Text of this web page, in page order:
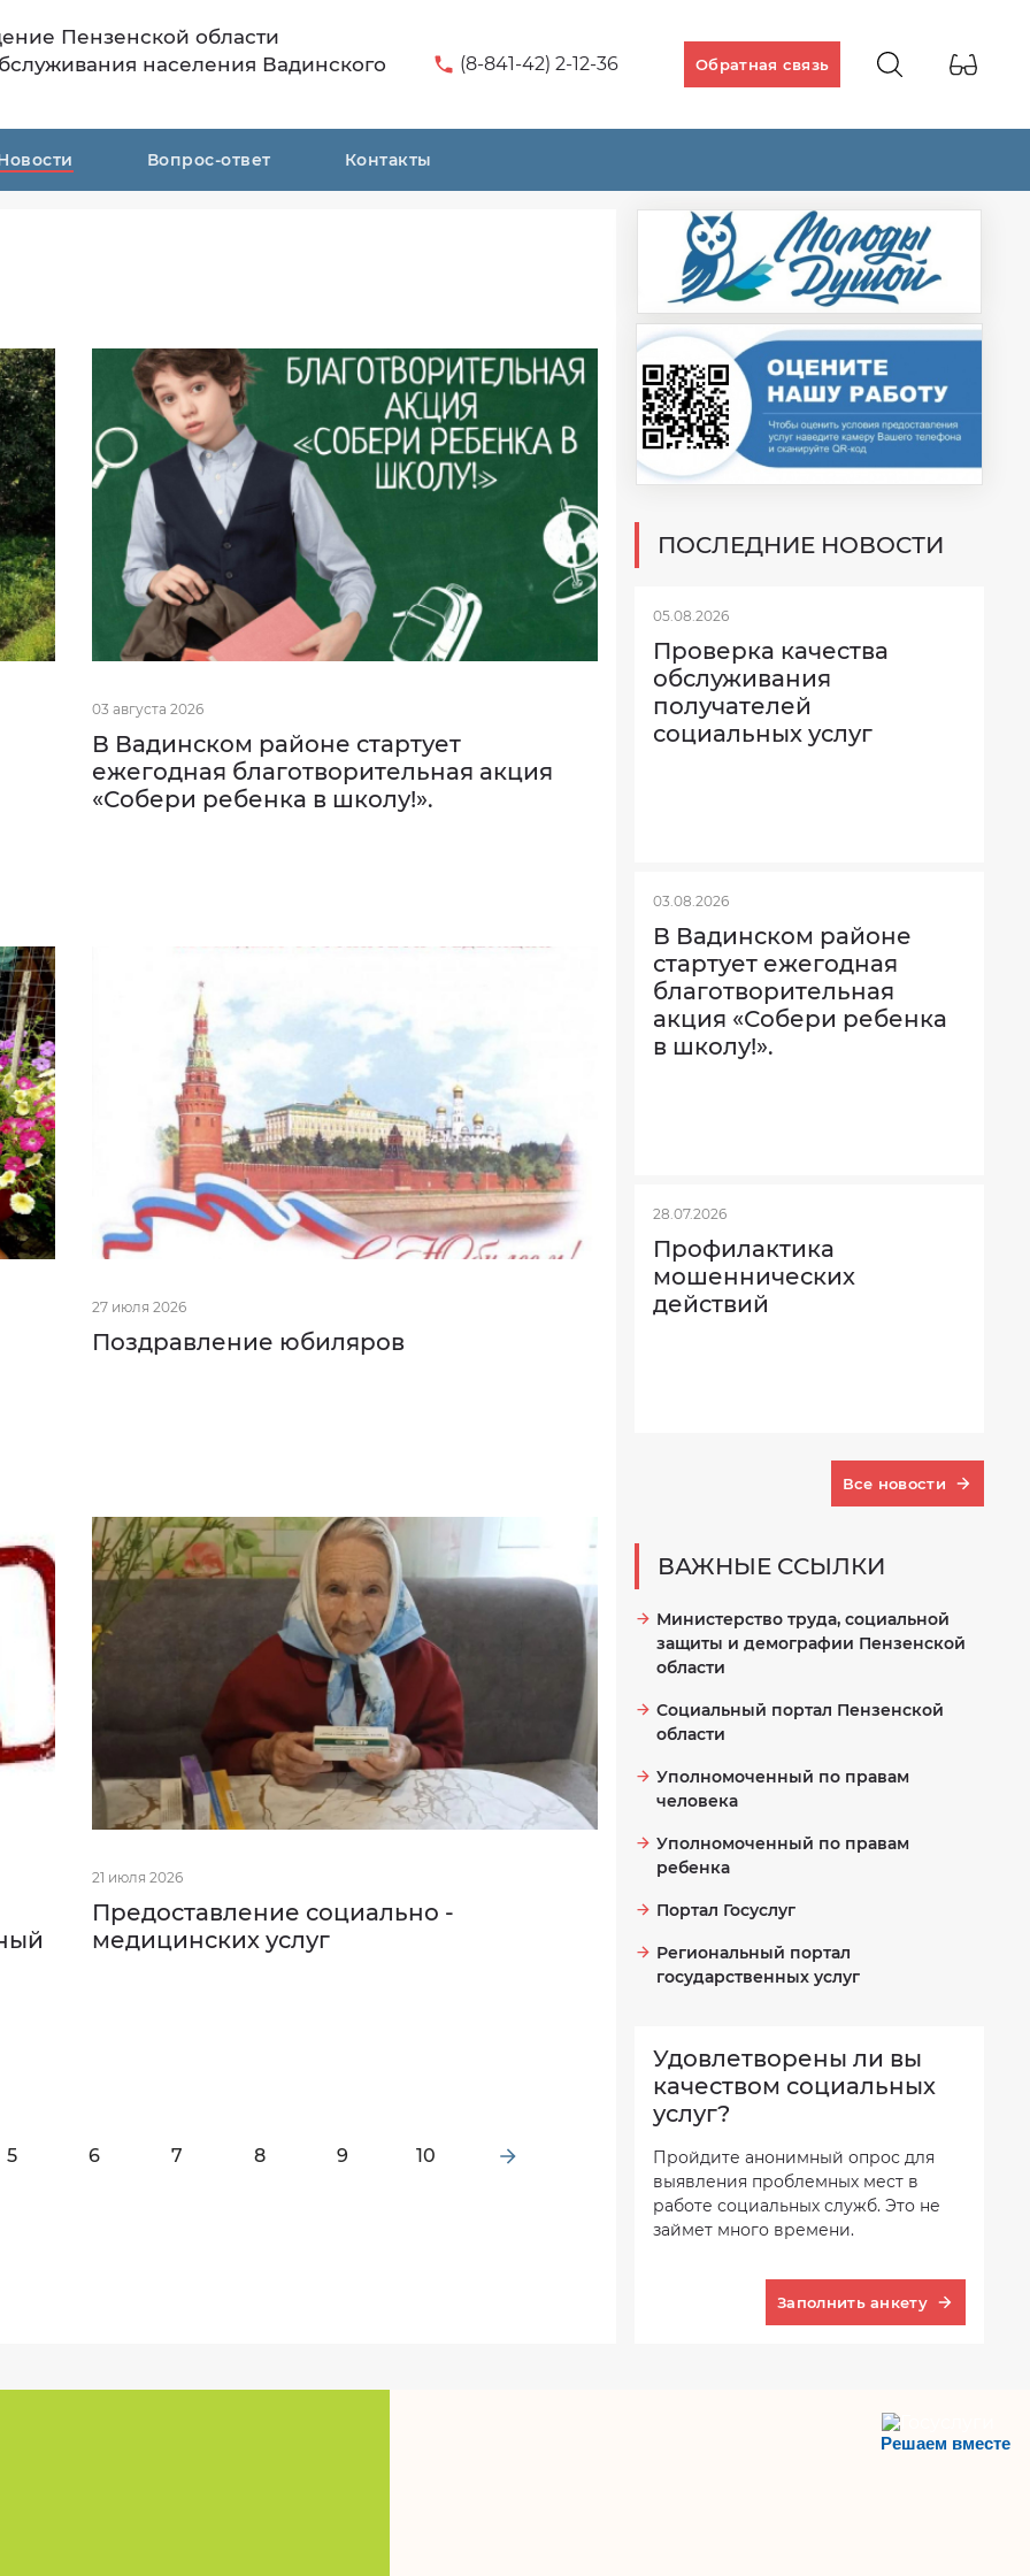
Пензенской области
населения Вадинского
(8-841-42) 2-12-36 Обратная связь
Вопрос-ответ Контакты
03 августа 2026
В Вадинском районе стартует
ежегодная благотворительная акция
«Собери ребенка в школу!».
27 июля 2026
Поздравление юбиляров
21 июля 2026
Предоставление социально -
медицинских услуг
5 6 7 8 9 10
ПОСЛЕДНИЕ НОВОСТИ
05.08.2026
Проверка качества
обслуживания
получателей
социальных услуг
03.08.2026
В Вадинском районе
стартует ежегодная
благотворительная
акция «Собери ребенка
в школу!».
28.07.2026
Профилактика
мошеннических
действий
Все новости
ВАЖНЫЕ ССЫЛКИ
Министерство труда, социальной
защиты и демографии Пензенской
области
Социальный портал Пензенской
области
Уполномоченный по правам
человека
Уполномоченный по правам
ребенка
Портал Госуслуг
Региональный портал
государственных услуг
Удовлетворены ли вы
качеством социальных
услуг?
Пройдите анонимный опрос для
выявления проблемных мест в
работе социальных служб. Это не
займет много времени.
Заполнить анкету
Решаем вместе